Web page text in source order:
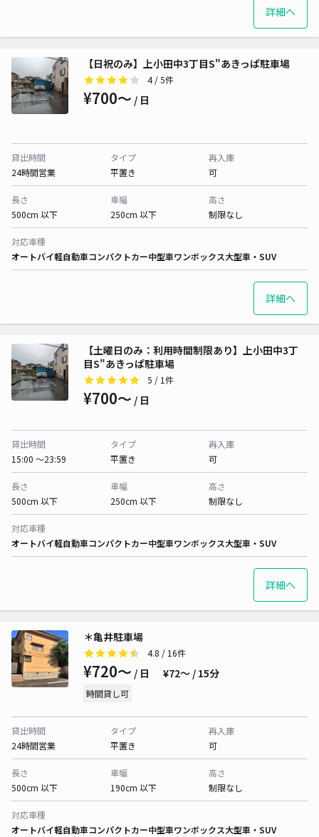
詳細へ
【日祝のみ】上小田中3丁目S"あきっぱ駐車場
4/ 5件
¥700〜 / 日
貸出時間
24時間営業
タイプ
平置き
再入庫
可
長さ
500cm 以下
車幅
250cm 以下
高さ
制限なし
対応車種
オートバイ軽自動車コンパクトカー中型車ワンボックス大型車・SUV
詳細へ
【土曜日のみ：利用時間制限あり】上小田中3丁
目S"あきっぱ駐車場
5 / 1件
¥700〜 / 日
貸出時間
15:00 〜23:59
タイプ
平置き
再入庫
可
長さ
500cm 以下
車幅
250cm 以下
高さ
制限なし
対応車種
オートバイ軽自動車コンパクトカー中型車ワンボックス大型車・SUV
詳細へ
＊亀井駐車場
4.8 / 16件
¥720〜 / 日 ¥72〜 / 15分
時間貸し可
貸出時間
24時間営業
タイプ
平置き
再入庫
可
長さ
500cm 以下
車幅
190cm 以下
高さ
制限なし
対応車種
オートバイ軽自動車コンパクトカー中型車ワンボックス大型車・SUV